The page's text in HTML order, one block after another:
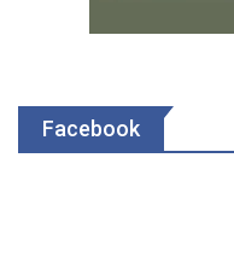
Facebook